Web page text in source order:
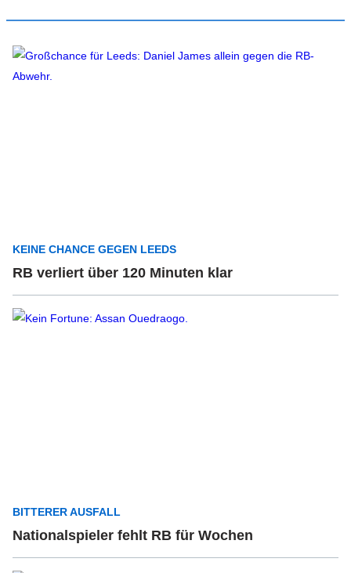
KEINE CHANCE GEGEN LEEDS
RB verliert über 120 Minuten klar
BITTERER AUSFALL
Nationalspieler fehlt RB für Wochen